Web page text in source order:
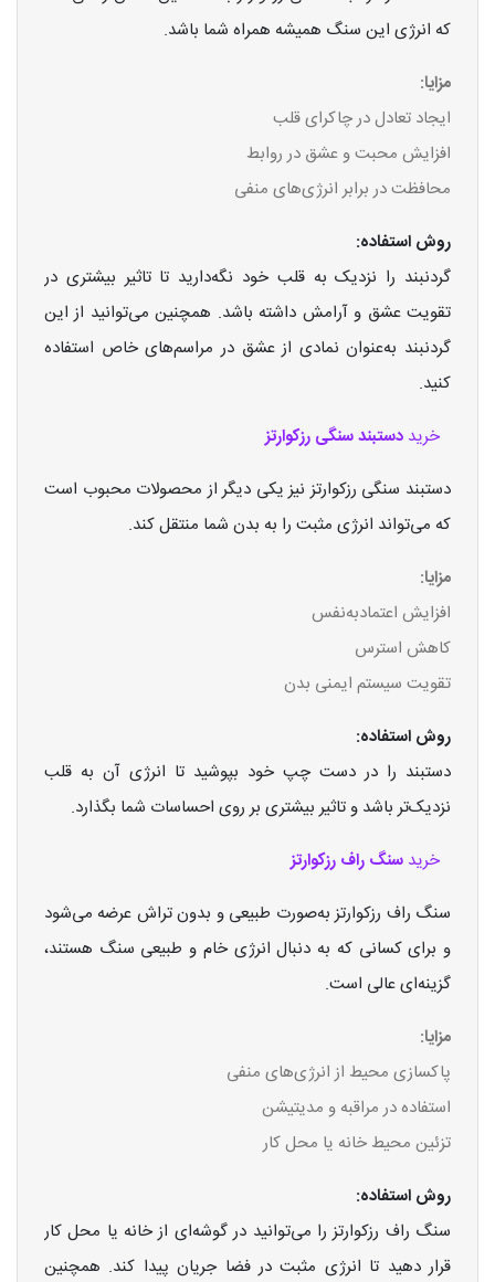
که انرژی این سنگ همیشه همراه شما باشد.
مزایا:
ایجاد تعادل در چاکرای قلب
افزایش محبت و عشق در روابط
محافظت در برابر انرژی‌های منفی
روش استفاده:
گردنبند را نزدیک به قلب خود نگه‌دارید تا تاثیر بیشتری در
تقویت عشق و آرامش داشته باشد. همچنین می‌توانید از این
گردنبند به‌عنوان نمادی از عشق در مراسم‌های خاص استفاده
کنید.
خرید دستبند سنگی رزکوارتز
دستبند سنگی رزکوارتز نیز یکی دیگر از محصولات محبوب است
که می‌تواند انرژی مثبت را به بدن شما منتقل کند.
مزایا:
افزایش اعتمادبه‌نفس
کاهش استرس
تقویت سیستم ایمنی بدن
روش استفاده:
دستبند را در دست چپ خود بپوشید تا انرژی آن به قلب
نزدیک‌تر باشد و تاثیر بیشتری بر روی احساسات شما بگذارد.
خرید سنگ راف رزکوارتز
سنگ راف رزکوارتز به‌صورت طبیعی و بدون تراش عرضه می‌شود
و برای کسانی که به دنبال انرژی خام و طبیعی سنگ هستند،
گزینه‌ای عالی است.
مزایا:
پاکسازی محیط از انرژی‌های منفی
استفاده در مراقبه و مدیتیشن
تزئین محیط خانه یا محل کار
روش استفاده:
سنگ راف رزکوارتز را می‌توانید در گوشه‌ای از خانه یا محل کار
قرار دهید تا انرژی مثبت در فضا جریان پیدا کند. همچنین